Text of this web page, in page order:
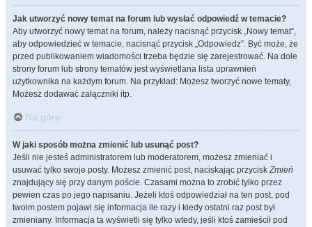
Jak utworzyć nowy temat na forum lub wysłać odpowiedź w temacie?
Aby utworzyć nowy temat na forum, należy nacisnąć przycisk „Nowy temat”,
aby odpowiedzieć w temacie, nacisnąć przycisk „Odpowiedz”. Być może, że
przed publikowaniem wiadomości trzeba będzie się zarejestrować. Na dole
strony forum lub strony tematów jest wyświetlana lista uprawnień
użytkownika na każdym forum. Na przykład: Możesz tworzyć nowe tematy,
Możesz dodawać załączniki itp.
Na górę
W jaki sposób można zmienić lub usunąć post?
Jeśli nie jesteś administratorem lub moderatorem, możesz zmieniać i
usuwać tylko swoje posty. Możesz zmienić post, naciskając przyciskZmień
znajdujący się przy danym poście. Czasami można to zrobić tylko przez
pewien czas po jego napisaniu. Jeżeli ktoś odpowiedział na ten post, pod
twoim postem pojawi się informacja ile razy i kiedy ostatni raz post był
zmieniany. Informacja ta wyświetli się tylko wtedy, jeśli ktoś zamieścił pod